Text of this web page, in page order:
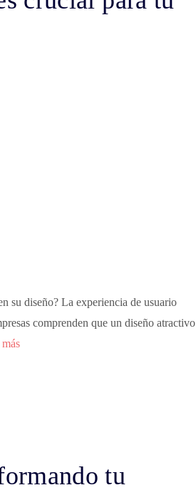
su diseño? La experiencia de usuario
comprenden que un diseño atractivo
tu